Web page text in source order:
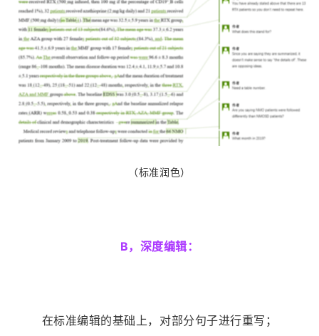
（标准润色）
B，深度编辑：
在标准编辑的基础上，对部分句子进行重写；